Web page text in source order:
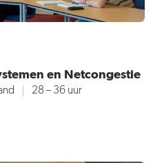
en Netcongestie
28 – 36 uur